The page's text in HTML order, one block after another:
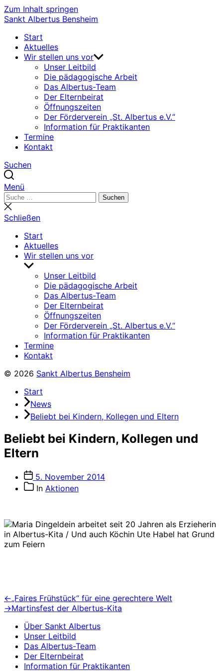
Zum Inhalt springen
Sankt Albertus Bensheim
Start
Aktuelles
Wir stellen uns vor
Unser Leitbild
Die pädagogische Arbeit
Das Albertus-Team
Der Elternbeirat
Öffnungszeiten
Der Förderverein „St. Albertus e.V.“
Information für Praktikanten
Termine
Kontakt
Suchen
Menü
Suchen
nach:
Suchen
Suche
schließen
Schließen
Start
Aktuelles
Wir stellen uns vor
Untermenü
anzeigenUnser Leitbild
Die pädagogische Arbeit
Das Albertus-Team
Der Elternbeirat
Öffnungszeiten
Der Förderverein „St. Albertus e.V.“
Information für Praktikanten
Termine
Kontakt
© 2026 Sankt Albertus Bensheim
Start
News
Beliebt bei Kindern, Kollegen und Eltern
Beliebt bei Kindern, Kollegen und
Eltern
Veröffentlichungsdatum
5. November 2014
Beitragskategorien
In Aktionen
Beitragsnavigation
← Vorheriger
Beitrag:
„Faires Frühstück“ für eine gerechtere Welt
→Nächster
Martinsfest der Albertus-Kita
Über Sankt Albertus
Unser Leitbild
Das Albertus-Team
Der Elternbeirat
Information für Praktikanten